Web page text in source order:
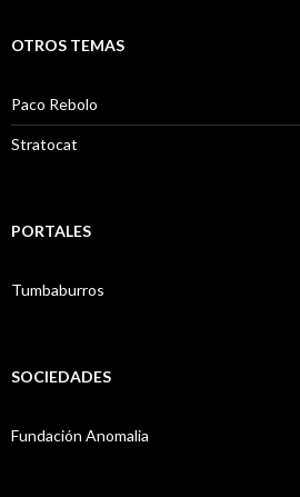
OTROS TEMAS
Paco Rebolo
Stratocat
PORTALES
Tumbaburros
SOCIEDADES
Fundación Anomalia